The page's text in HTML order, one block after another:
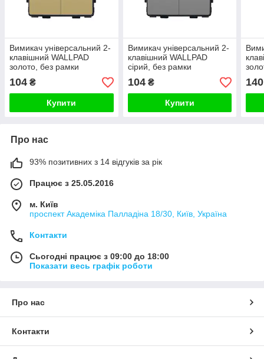
Вимикач універсальний 2-
клавішний WALLPAD
золото, без рамки
104 ₴
Купити
Вимикач універсальний 2-
клавішний WALLPAD
сірий, без рамки
104₴
Купити
140
Про нас
93% позитивних з 14 відгуків за рік
Працює з 25.05.2016
м. Київ
проспект Академіка Палладіна 18/30, Київ, Україна
Контакти
Сьогодні працює з 09:00 до 18:00
Показати весь графік роботи
Про нас
Контакти